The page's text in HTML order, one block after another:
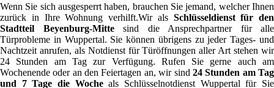
Wenn Sie sich ausgesperrt haben, brauchen Sie jemand, welcher Ihnen
zurück in Ihre Wohnung verhilft.Wir als Schlüsseldienst für den
Stadtteil Beyenburg-Mittesind die Ansprechpartner für alle
Türprobleme in Wuppertal. Sie können übrigens zu jeder Tages- und
Nachtzeit anrufen, als Notdienst für Türöffnungen aller Art stehen wir
24 Stunden am Tag zur Verfügung. Rufen Sie gerne auch am
Wochenende oder an den Feiertagen an, wir sind 24 Stunden am Tag
und 7 Tage die Wocheals Schlüsselnotdienst Wuppertal für Sie